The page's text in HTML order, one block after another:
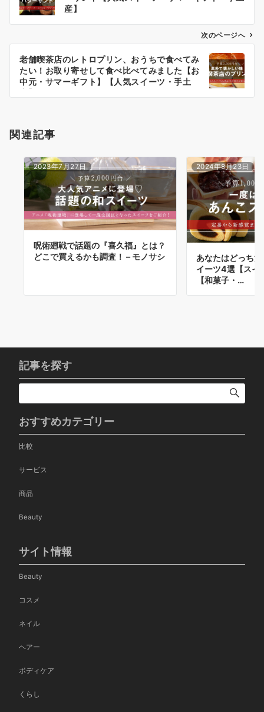
ナ
ビ
ゲ
ー
シ
ョ
産】
次のページへ
老舗喫茶店のレトロプリン、おうちで食べてみ
たい！お取り寄せして食べ比べてみました【お
中元・サマーギフト】【人気スイーツ・手土
関連記事
2023年7月27日
呪術廻戦で話題の『喜久福』とは？
どこで買えるかも調査！ – モノサシ
2024年8月23日
あなたはどっち
イーツ4選【スイ
【和菓子・…
記事を探す
おすすめカテゴリー
比較
サービス
商品
Beauty
サイト情報
Beauty
コスメ
ネイル
ヘアー
ボディケア
くらし